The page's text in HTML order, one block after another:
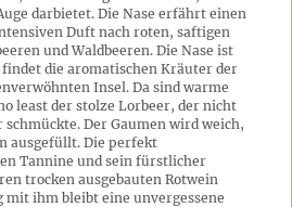
darbietet. Die Nase erfährt einen
Duft nach roten, saftigen
und Waldbeeren. Die Nase ist
die aromatischen Kräuter der
Insel. Da sind warme
least der stolze Lorbeer, der nicht
schmückte. Der Gaumen wird weich,
ausgefüllt. Die perfekt
Tannine und sein fürstlicher
trocken ausgebauten Rotwein
mit ihm bleibt eine unvergessene